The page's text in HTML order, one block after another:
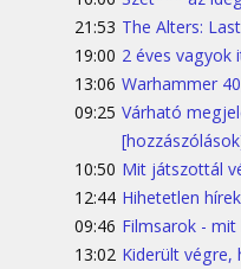
21:53 The Alters:
19:00 2 éves vagyok
13:06 Warhammer
09:25 Várható
10:50 Mit játszottál
12:44 Hihetetlen
09:46 Filmsarok -
13:02 Kiderült végre,